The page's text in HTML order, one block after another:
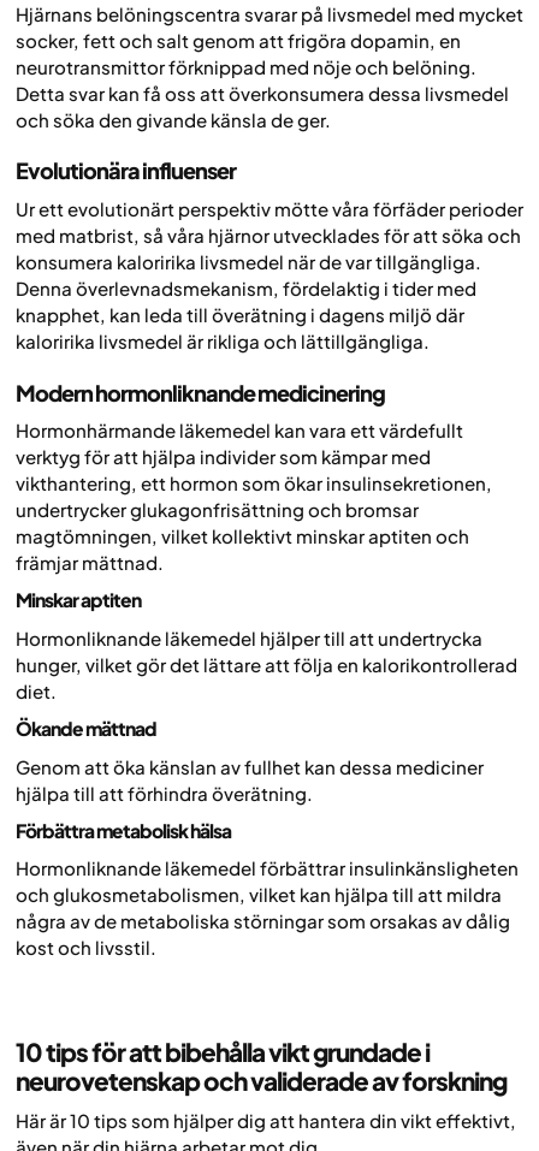
Hjärnans belöningscentra svarar på livsmedel med mycket
socker, fett och salt genom att frigöra dopamin, en
neurotransmittor förknippad med nöje och belöning.
Detta svar kan få oss att överkonsumera dessa livsmedel
och söka den givande känsla de ger.
Evolutionära influenser
Ur ett evolutionärt perspektiv mötte våra förfäder perioder
med matbrist, så våra hjärnor utvecklades för att söka och
konsumera kaloririka livsmedel när de var tillgängliga.
Denna överlevnadsmekanism, fördelaktig i tider med
knapphet, kan leda till överätning i dagens miljö där
kaloririka livsmedel är rikliga och lättillgängliga.
Modern hormonliknande medicinering
Hormonhärmande läkemedel kan vara ett värdefullt
verktyg för att hjälpa individer som kämpar med
vikthantering, ett hormon som ökar insulinsekretionen,
undertrycker glukagonfrisättning och bromsar
magtömningen, vilket kollektivt minskar aptiten och
främjar mättnad.
Minskar aptiten
Hormonliknande läkemedel hjälper till att undertrycka
hunger, vilket gör det lättare att följa en kalorikontrollerad
diet.
Ökande mättnad
Genom att öka känslan av fullhet kan dessa mediciner
hjälpa till att förhindra överätning.
Förbättra metabolisk hälsa
Hormonliknande läkemedel förbättrar insulinkänsligheten
och glukosmetabolismen, vilket kan hjälpa till att mildra
några av de metaboliska störningar som orsakas av dålig
kost och livsstil.
10 tips för att bibehålla vikt grundade i
neurovetenskap och validerade av forskning
Här är 10 tips som hjälper dig att hantera din vikt effektivt,